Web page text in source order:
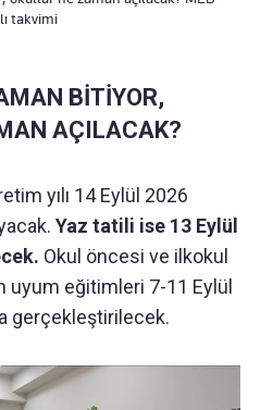
takvimi
BİTİYOR,
AÇILACAK?
yılı 14 Eylül 2026
Yaz tatili ise 13 Eylül
Okul öncesi ve ilkokul
uyum eğitimleri 7-11 Eylül
gerçekleştirilecek.